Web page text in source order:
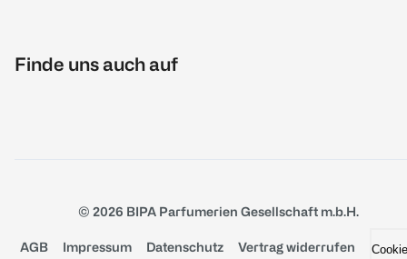
Finde uns auch auf
© 2026 BIPA Parfumerien Gesellschaft m.b.H.
AGB Impressum Datenschutz Vertrag widerrufen